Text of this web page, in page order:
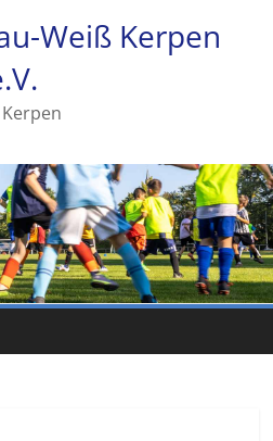
Weiß Kerpen